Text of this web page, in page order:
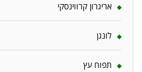
אריגרון קרווינסקי
לונגן
תפוח עץ